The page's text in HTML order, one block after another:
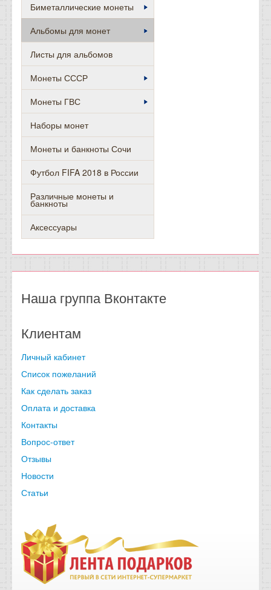
Биметаллические монеты
Альбомы для монет
Листы для альбомов
Монеты СССР
Монеты ГВС
Наборы монет
Монеты и банкноты Сочи
Футбол FIFA 2018 в России
Различные монеты и
банкноты
Аксессуары
Наша группа Вконтакте
Клиентам
Личный кабинет
Список пожеланий
Как сделать заказ
Оплата и доставка
Контакты
Вопрос-ответ
Отзывы
Новости
Статьи